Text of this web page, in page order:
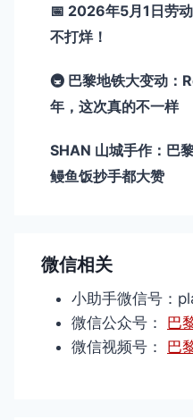
📅 2026年5月1日劳
不打烊！
🚇 巴黎地铁大变动：
年，这次真的不一样
SHAN 山城手作：巴
鳗鱼饭抄手都大赞
微信相关
小助手微信号：
微信公众号： 巴
微信视频号： 巴